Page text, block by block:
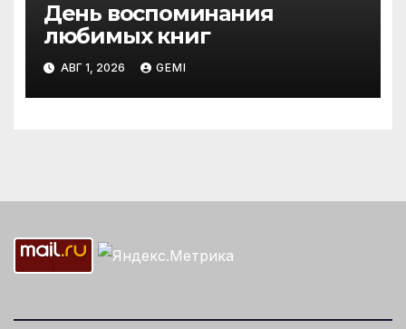
День воспоминания
любимых книг
АВГ 1, 2026 GEMI